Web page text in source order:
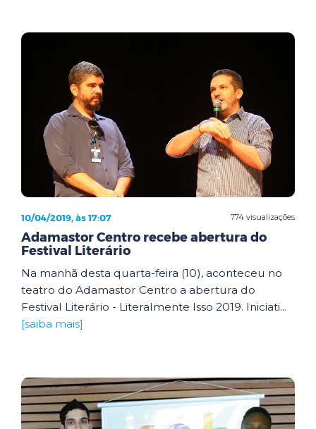
774 visualizações
10/04/2019, às 17:07
Adamastor Centro recebe abertura do
Festival Literário
Na manhã desta quarta-feira (10), aconteceu no
teatro do Adamastor Centro a abertura do
Festival Literário - Literalmente Isso 2019. Iniciati...
[saiba mais]